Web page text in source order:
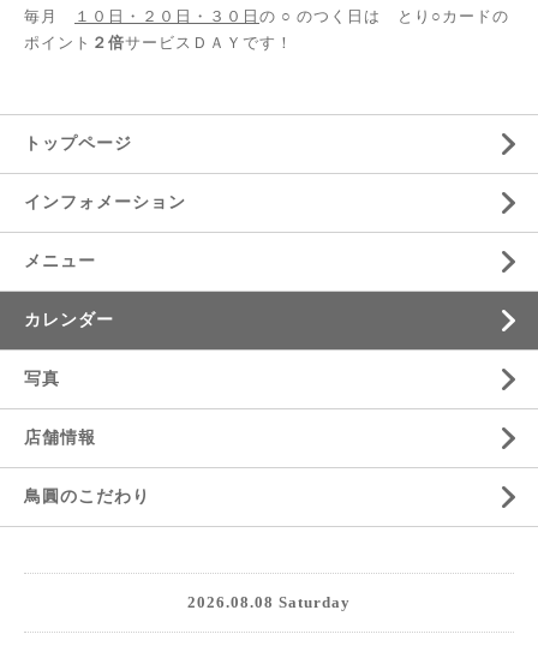
毎月
１０日・２０日・３０日 の ○ のつく日は とり○カードの
ポイント ２倍サービスＤＡＹです！
トップページ
インフォメーション
メニュー
カレンダー
写真
店舗情報
鳥圓のこだわり
2026.08.08 Saturday